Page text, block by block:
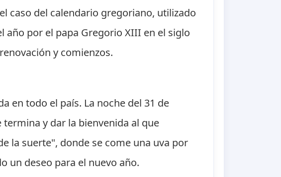
caso del calendario gregoriano, utilizado
año por el papa Gregorio XIII en el siglo
y comienzos.
en todo el país. La noche del 31 de
y dar la bienvenida al que
la suerte", donde se come una uva por
un deseo para el nuevo año.